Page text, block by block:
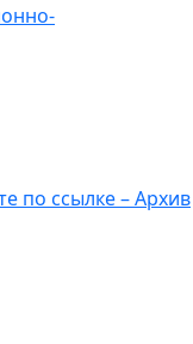
по ссылке – Архив